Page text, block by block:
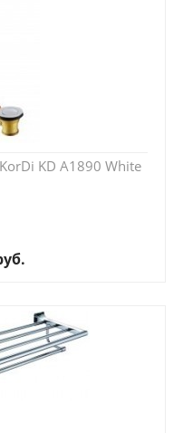
KD A1890 White